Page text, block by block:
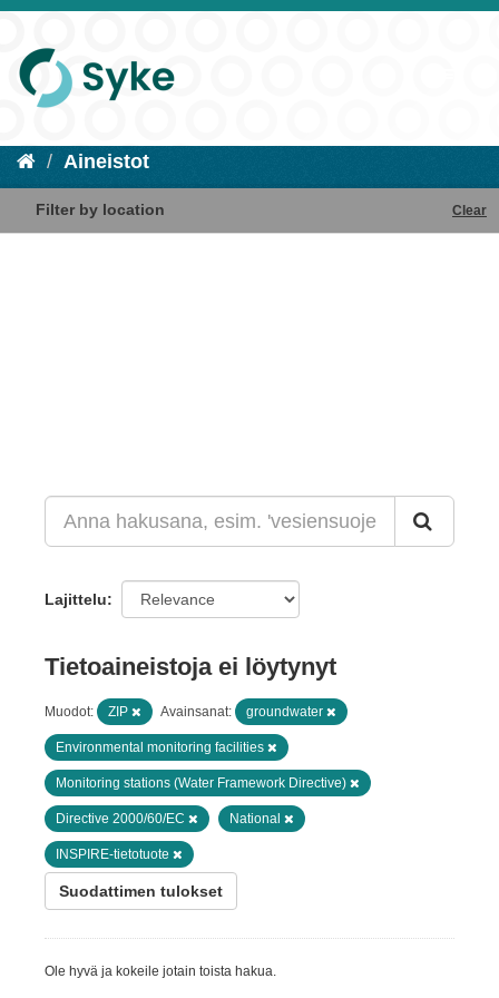
Aineistot
Filter by location Clear
Lajittelu
Tietoaineistoja ei löytynyt
Muodot: ZIP Avainsanat: groundwater
Environmental monitoring facilities
Monitoring stations (Water Framework Directive)
Directive 2000/60/EC National
INSPIRE-tietotuote
Suodattimen tulokset
Ole hyvä ja kokeile jotain toista hakua.